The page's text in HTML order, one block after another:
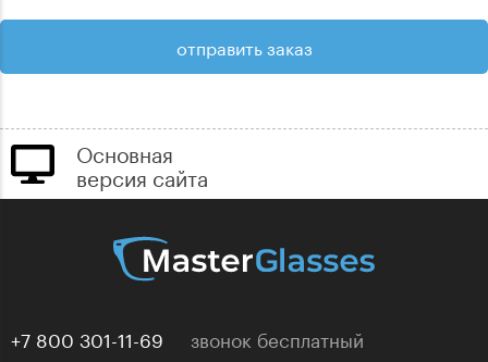
Основная
версия сайта
+7 800 301-11-69 звонок бесплатный